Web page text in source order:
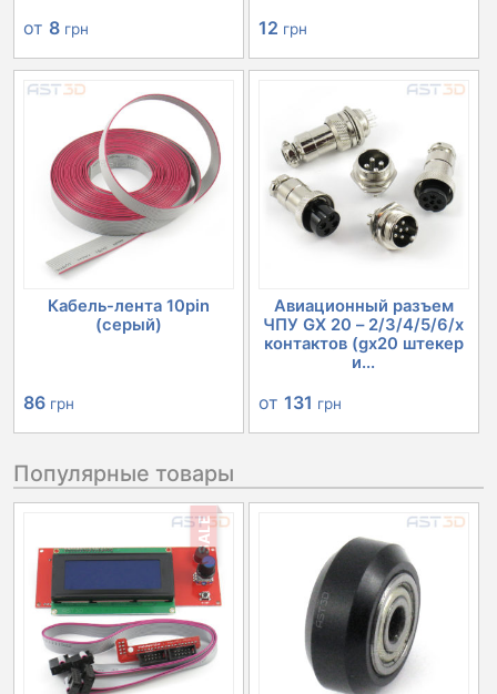
от 8 грн 12 грн
Кабель-лента 10pin
(серый)
86 грн
Авиационный разъем
ЧПУ GX 20 – 2/3/4/5/6/х
контактов (gx20 штекер
и...
от 131 грн
Популярные товары
SALE